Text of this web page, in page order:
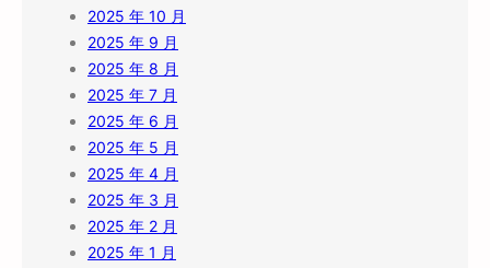
2025 年 10 月
2025 年 9 月
2025 年 8 月
2025 年 7 月
2025 年 6 月
2025 年 5 月
2025 年 4 月
2025 年 3 月
2025 年 2 月
2025 年 1 月